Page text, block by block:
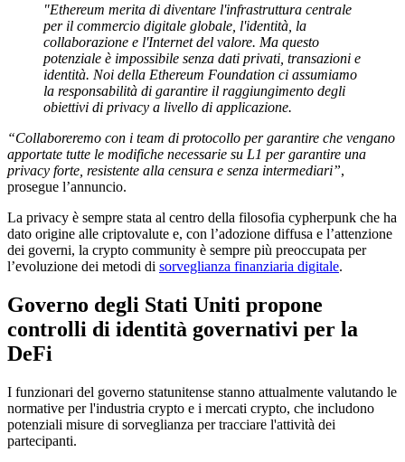
"Ethereum merita di diventare l'infrastruttura centrale
per il commercio digitale globale, l'identità, la
collaborazione e l'Internet del valore. Ma questo
potenziale è impossibile senza dati privati, transazioni e
identità. Noi della Ethereum Foundation ci assumiamo
la responsabilità di garantire il raggiungimento degli
obiettivi di privacy a livello di applicazione.
“Collaboreremo con i team di protocollo per garantire che vengano
apportate tutte le modifiche necessarie su L1 per garantire una
privacy forte, resistente alla censura e senza intermediari”,
prosegue l’annuncio.
La privacy è sempre stata al centro della filosofia cypherpunk che ha
dato origine alle criptovalute e, con l’adozione diffusa e l’attenzione
dei governi, la crypto community è sempre più preoccupata per
l’evoluzione dei metodi di sorveglianza finanziaria digitale.
Governo degli Stati Uniti propone
controlli di identità governativi per la
DeFi
I funzionari del governo statunitense stanno attualmente valutando le
normative per l'industria crypto e i mercati crypto, che includono
potenziali misure di sorveglianza per tracciare l'attività dei
partecipanti.